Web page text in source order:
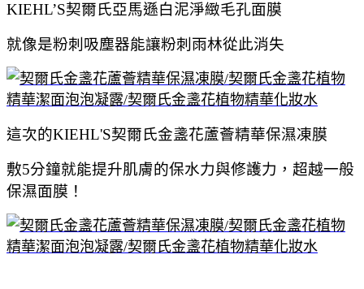
KIEHL’S契爾氏亞馬遜白泥淨緻毛孔面膜
就像是粉刺吸塵器能讓粉刺雨林從此消失
這次的KIEHL'S契爾氏金盞花蘆薈精華保濕凍膜
敷5分鐘就能提升肌膚的保水力與修護力，超越一般
保濕面膜！